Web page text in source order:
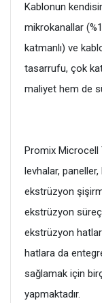
Kablonun
mikrokanallar
katmanlı) ve
tasarrufu, çok
maliyet hem de
Promix Microcell
levhalar,
ekstrüzyon
ekstrüzyon
ekstrüzyon
hatlara da
sağlamak için
yapmaktadır.